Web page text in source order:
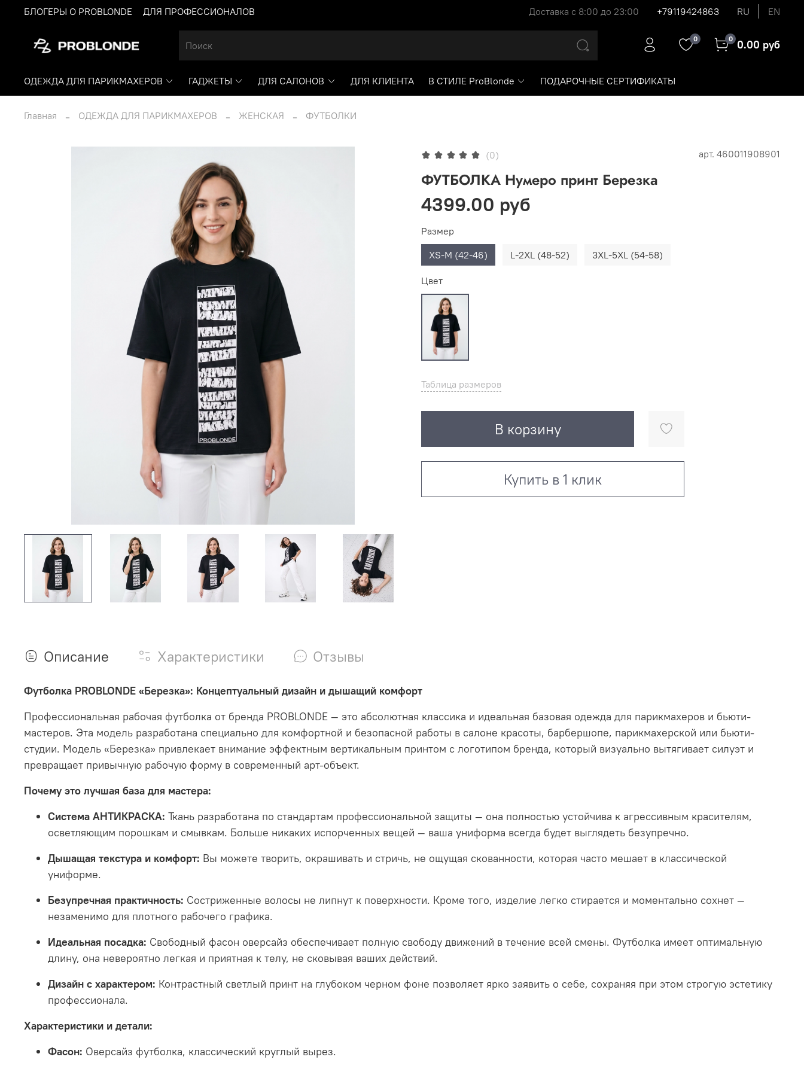
БЛОГЕРЫ О PROBLONDE ДЛЯ ПРОФЕССИОНАЛОВ Доставка с 8:00 до 23:00 +79119424863 RU EN
0 0 0.00 руб
ОДЕЖДА ДЛЯ ПАРИКМАХЕРОВ ГАДЖЕТЫ ДЛЯ САЛОНОВ ДЛЯ КЛИЕНТА В СТИЛЕ ProBlonde ПОДАРОЧНЫЕ СЕРТИФИКАТЫ
Главная ОДЕЖДА ДЛЯ ПАРИКМАХЕРОВ ЖЕНСКАЯ ФУТБОЛКИ
(0) арт. 460011908901
ФУТБОЛКА Нумеро принт Березка
4399.00 руб
Таблица размеров
В корзину
Купить в 1 клик
Размер
XS-M (42-46)
L-2XL (48-52) 3XL-5XL (54-58)
Цвет
Описание Характеристики Отзывы
Футболка PROBLONDE «Березка»: Концептуальный дизайн и дышащий комфорт
Профессиональная рабочая футболка от бренда PROBLONDE — это абсолютная классика и идеальная базовая одежда для парикмахеров и бьюти-
мастеров. Эта модель разработана специально для комфортной и безопасной работы в салоне красоты, барбершопе, парикмахерской или бьюти-
студии. Модель «Березка» привлекает внимание эффектным вертикальным принтом с логотипом бренда, который визуально вытягивает силуэт и
превращает привычную рабочую форму в современный арт-объект.
Почему это лучшая база для мастера:
Система АНТИКРАСКА: Ткань разработана по стандартам профессиональной защиты — она полностью устойчива к агрессивным красителям,
осветляющим порошкам и смывкам. Больше никаких испорченных вещей — ваша униформа всегда будет выглядеть безупречно.
Дышащая текстура и комфорт: Вы можете творить, окрашивать и стричь, не ощущая скованности, которая часто мешает в классической
униформе.
Безупречная практичность: Состриженные волосы не липнут к поверхности. Кроме того, изделие легко стирается и моментально сохнет —
незаменимо для плотного рабочего графика.
Идеальная посадка: Свободный фасон оверсайз обеспечивает полную свободу движений в течение всей смены. Футболка имеет оптимальную
длину, она невероятно легкая и приятная к телу, не сковывая ваших действий.
Дизайн с характером: Контрастный светлый принт на глубоком черном фоне позволяет ярко заявить о себе, сохраняя при этом строгую эстетику
профессионала.
Характеристики и детали:
Фасон: Оверсайз футболка, классический круглый вырез.